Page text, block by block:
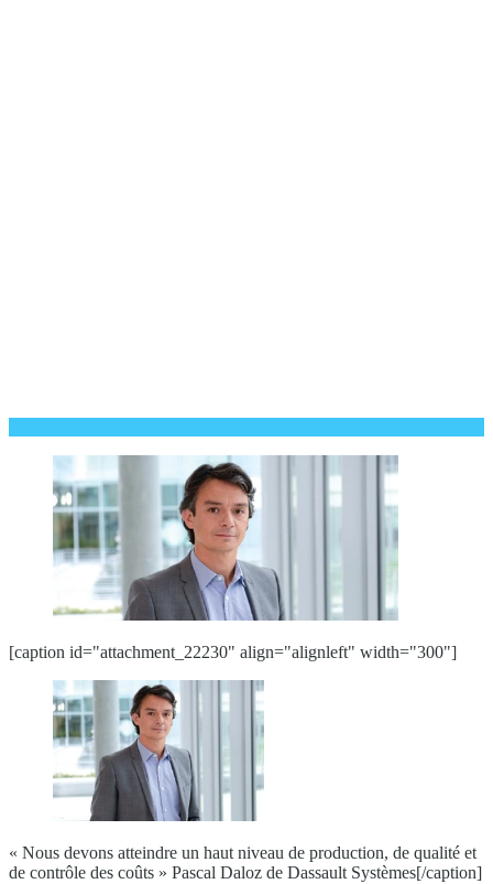
[caption id="attachment_22230" align="alignleft" width="300"]
« Nous devons atteindre un haut niveau de production, de qualité et
de contrôle des coûts » Pascal Daloz de Dassault Systèmes[/caption]